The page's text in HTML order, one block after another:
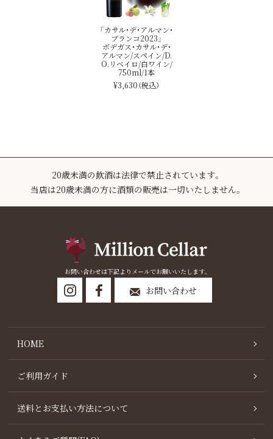
「カサル・デ・アルマン・
ブランコ2023」
ボデガス・カサル・デ・
アルマン/スペイン/D.
O.リベイロ/白ワイン/
750ml/1本
¥3,630（税込）
20歳未満の飲酒は法律で禁止されています。
当店は20歳未満の方に酒類の販売は一切いたしません。
お問い合わせは下記よりメールでお願いいたします。
お問い合わせ
HOME
ご利用ガイド
送料とお支払い方法について